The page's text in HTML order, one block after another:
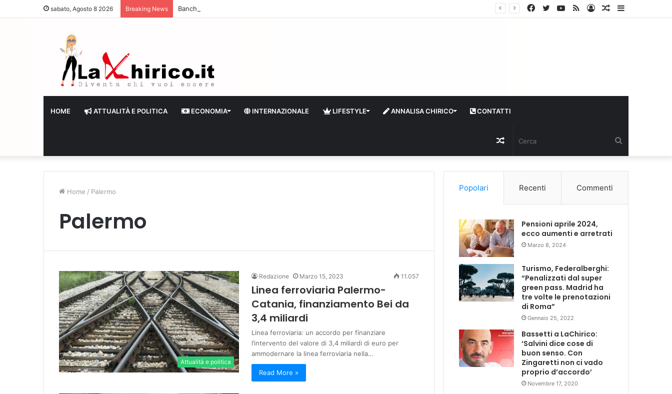
sabato, Agosto 8 2026 Breaking News Banche senza liquidità e riserve Fmi inutilizzabili: la crisi dell’economia russa
Articolo
Log
RSS
YouTube
Twitter
Facebook
HOME ATTUALITÀ E POLITICA ECONOMIA INTERNAZIONALE LIFESTYLE ANNALISA CHIRICO CONTATTI
Articolo
casuale
Home / Palermo
Palermo
Attualità e politica
Redazione Marzo 15, 2023 11.057
Linea ferroviaria Palermo-
Catania, finanziamento Bei da
3,4 miliardi
Linea ferroviaria: un accordo per finanziare
l’intervento del valore di 3,4 miliardi di euro per
ammodernare la linea ferroviaria nella…
Read More »
Popolari Recenti Commenti
Pensioni aprile 2024,
ecco aumenti e arretrati
Marzo 8, 2024
Turismo, Federalberghi:
“Penalizzati dal super
green pass. Madrid ha
tre volte le prenotazioni
di Roma”
Gennaio 25, 2022
Bassetti a LaChirico:
‘Salvini dice cose di
buon senso. Con
Zingaretti non ci vado
proprio d’accordo’
Novembre 17, 2020